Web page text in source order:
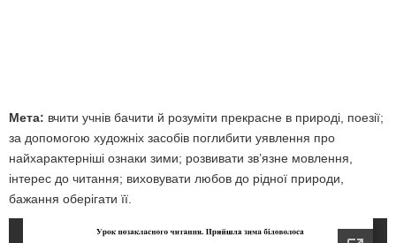
Мета: вчити учнів бачити й розуміти прекрасне в природі, поезії;
за допомогою художніх засобів поглибити уявлення про
найхарактерніші ознаки зими; розвивати зв’язне мовлення,
інтерес до читання; виховувати любов до рідної природи,
бажання оберігати її.